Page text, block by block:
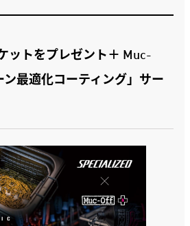
ットをプレゼント＋ Muc-
ン最適化コーティング」サー